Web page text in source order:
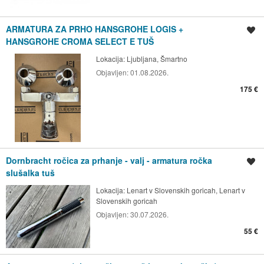
ARMATURA ZA PRHO HANSGROHE LOGIS +
HANSGROHE CROMA SELECT E TUŠ
Lokacija: Ljubljana, Šmartno
Objavljen:01.08.2026.
175 €
Dornbracht ročica za prhanje - valj - armatura ročka
slušalka tuš
Lokacija: Lenart v Slovenskih goricah, Lenart v
Slovenskih goricah
Objavljen:30.07.2026.
55 €